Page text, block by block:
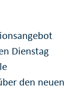
Dienstag
den neuen